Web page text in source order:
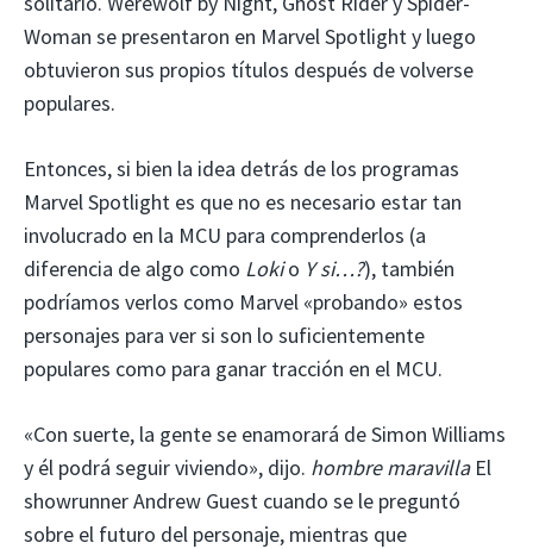
Woman se presentaron en Marvel Spotlight y luego
obtuvieron sus propios títulos después de volverse
populares.
Entonces, si bien la idea detrás de los programas
Marvel Spotlight es que no es necesario estar tan
involucrado en la MCU para comprenderlos (a
diferencia de algo como Lokio Y si…?), también
podríamos verlos como Marvel «probando» estos
personajes para ver si son lo suficientemente
populares como para ganar tracción en el MCU.
«Con suerte, la gente se enamorará de Simon Williams
y él podrá seguir viviendo», dijo. hombre maravillaEl
showrunner Andrew Guest cuando se le preguntó
sobre el futuro del personaje, mientras que